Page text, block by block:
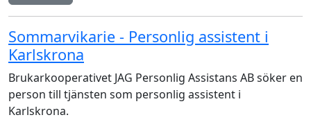
Sommarvikarie - Personlig assistent i
Karlskrona
Brukarkooperativet JAG Personlig Assistans AB söker en
person till tjänsten som personlig assistent i
Karlskrona.